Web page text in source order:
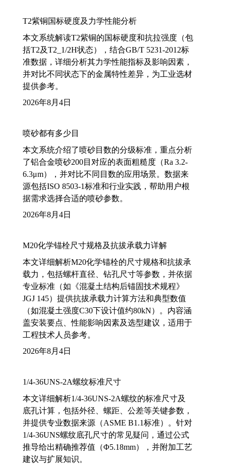
T2紫铜国标硬度及力学性能分析
本文系统解读T2紫铜的国标硬度和抗拉强度（包
括T2及T2_1/2H状态），结合GB/T 5231-2012标
准数据，详细分析其力学性能指标及影响因素，
并对比不同状态下的金属特性差异，为工业选材
提供参考。
2026年8月4日
喷砂都有多少目
本文系统介绍了喷砂目数的分级标准，重点分析
了铝合金喷砂200目对应的表面粗糙度（Ra 3.2-
6.3μm），并对比不同目数的应用场景。数据来
源包括ISO 8503-1标准和行业实践，帮助用户根
据需求选择合适的喷砂参数。
2026年8月4日
M20化学锚栓尺寸规格及抗拔承载力详解
本文详细解析M20化学锚栓的尺寸规格和抗拔承
载力，包括螺杆直径、钻孔尺寸等参数，并依据
专业标准（如《混凝土结构后锚固技术规程》
JGJ 145）提供抗拔承载力计算方法和典型数值
（如混凝土强度C30下设计值约80kN）。内容涵
盖安装要点、性能影响因素及选型建议，适用于
工程技术人员参考。
2026年8月4日
1/4-36UNS-2A螺纹标准尺寸
本文详细解析1/4-36UNS-2A螺纹的标准尺寸及
底孔计算，包括外径、螺距、公差等关键参数，
并提供专业数据来源（ASME B1.1标准）。针对
1/4-36UNS螺纹底孔尺寸的常见疑问，通过公式
推导给出精确推荐值（Φ5.18mm），并附加工艺
建议与扩展知识。